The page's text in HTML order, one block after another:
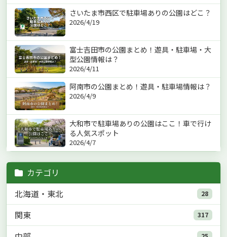
さいたま市西区で駐車場ありの公園はどこ？
2026/4/19
富士吉田市の公園まとめ！遊具・駐車場・大
型公園情報は？
2026/4/11
阿南市の公園まとめ！遊具・駐車場情報は？
2026/4/9
大和市で駐車場ありの公園はここ！車で行け
る人気スポット
2026/4/7
カテゴリ
北海道・東北
28
関東 317